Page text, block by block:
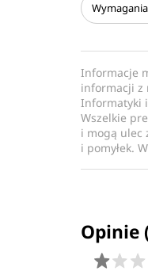
Wymagania
Informacje
informacji z
Informatyki i
Wszelkie
i mogą ulec
i pomyłek.
Opinie